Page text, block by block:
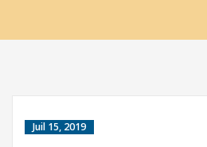
Juil 15, 2019